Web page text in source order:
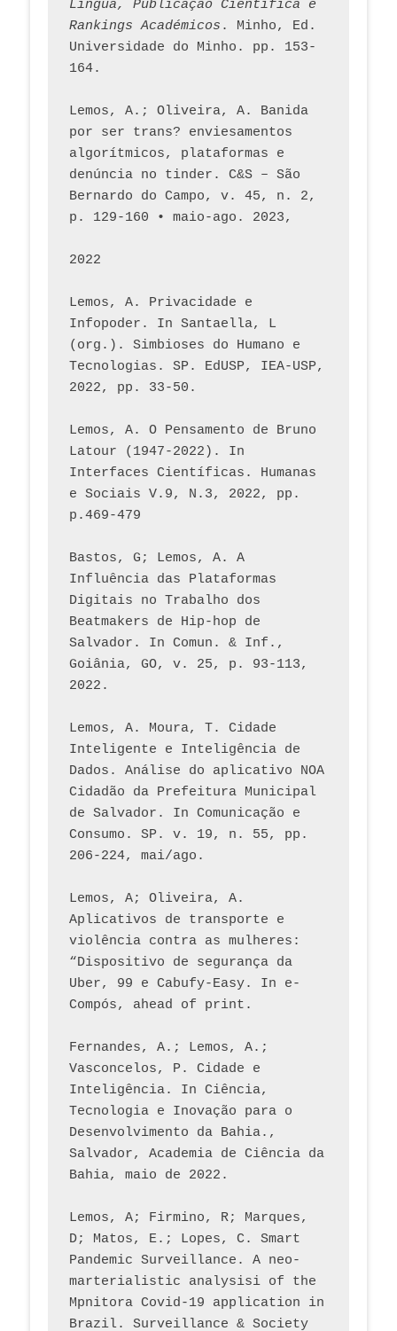
Língua, Publicação Científica e
Rankings Académicos . Minho, Ed.
Universidade do Minho. pp. 153-
164.
Lemos, A.; Oliveira, A. Banida
por ser trans? enviesamentos
algorítmicos, plataformas e
denúncia no tinder. C&S – São
Bernardo do Campo, v. 45, n. 2,
p. 129-160 • maio-ago. 2023,
2022
Lemos, A. Privacidade e
Infopoder. In Santaella, L
(org.). Simbioses do Humano e
Tecnologias. SP. EdUSP, IEA-USP,
2022, pp. 33-50.
Lemos, A. O Pensamento de Bruno
Latour (1947-2022). In
Interfaces Científicas. Humanas
e Sociais V.9, N.3, 2022, pp.
p.469-479
Bastos, G; Lemos, A. A
Influência das Plataformas
Digitais no Trabalho dos
Beatmakers de Hip-hop de
Salvador. In Comun. & Inf.,
Goiânia, GO, v. 25, p. 93-113,
2022.
Lemos, A. Moura, T. Cidade
Inteligente e Inteligência de
Dados. Análise do aplicativo NOA
Cidadão da Prefeitura Municipal
de Salvador. In Comunicação e
Consumo. SP. v. 19, n. 55, pp.
206-224, mai/ago.
Lemos, A; Oliveira, A.
Aplicativos de transporte e
violência contra as mulheres:
“Dispositivo de segurança da
Uber, 99 e Cabufy-Easy. In e-
Compós, ahead of print.
Fernandes, A.; Lemos, A.;
Vasconcelos, P. Cidade e
Inteligência. In Ciência,
Tecnologia e Inovação para o
Desenvolvimento da Bahia.,
Salvador, Academia de Ciência da
Bahia, maio de 2022.
Lemos, A; Firmino, R; Marques,
D; Matos, E.; Lopes, C. Smart
Pandemic Surveillance. A neo-
marterialistic analysisi of the
Mpnitora Covid-19 application in
Brazil. Surveillance & Society